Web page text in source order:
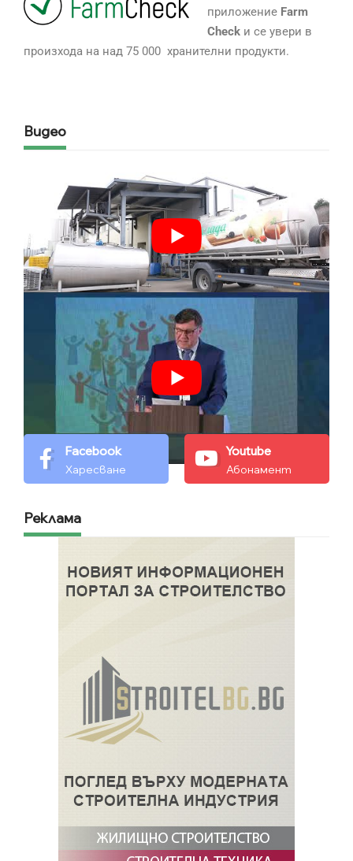
приложение Farm
Checkи се увери в
произхода на над 75 000 хранителни продукти.
Видео
Facebook
Харесване
Youtube
Абонамент
Реклама